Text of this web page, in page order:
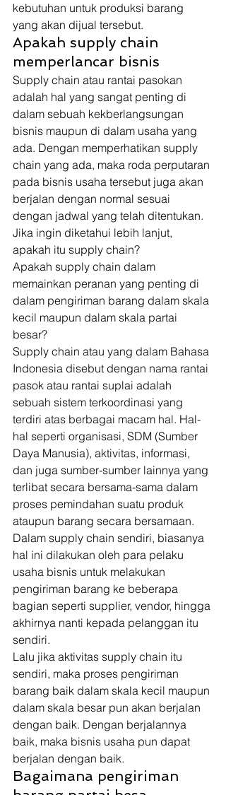
kebutuhan untuk produksi barang
yang akan dijual tersebut.
Apakah supply chain
memperlancar bisnis
Supply chain atau rantai pasokan
adalah hal yang sangat penting di
dalam sebuah kekberlangsungan
bisnis maupun di dalam usaha yang
ada. Dengan memperhatikan supply
chain yang ada, maka roda perputaran
pada bisnis usaha tersebut juga akan
berjalan dengan normal sesuai
dengan jadwal yang telah ditentukan.
Jika ingin diketahui lebih lanjut,
apakah itu supply chain?
Apakah supply chain dalam
memainkan peranan yang penting di
dalam pengiriman barang dalam skala
kecil maupun dalam skala partai
besar?
Supply chain atau yang dalam Bahasa
Indonesia disebut dengan nama rantai
pasok atau rantai suplai adalah
sebuah sistem terkoordinasi yang
terdiri atas berbagai macam hal. Hal-
hal seperti organisasi, SDM (Sumber
Daya Manusia), aktivitas, informasi,
dan juga sumber-sumber lainnya yang
terlibat secara bersama-sama dalam
proses pemindahan suatu produk
ataupun barang secara bersamaan.
Dalam supply chain sendiri, biasanya
hal ini dilakukan oleh para pelaku
usaha bisnis untuk melakukan
pengiriman barang ke beberapa
bagian seperti supplier, vendor, hingga
akhirnya nanti kepada pelanggan itu
sendiri.
Lalu jika aktivitas supply chain itu
sendiri, maka proses pengiriman
barang baik dalam skala kecil maupun
dalam skala besar pun akan berjalan
dengan baik. Dengan berjalannya
baik, maka bisnis usaha pun dapat
berjalan dengan baik.
Bagaimana pengiriman